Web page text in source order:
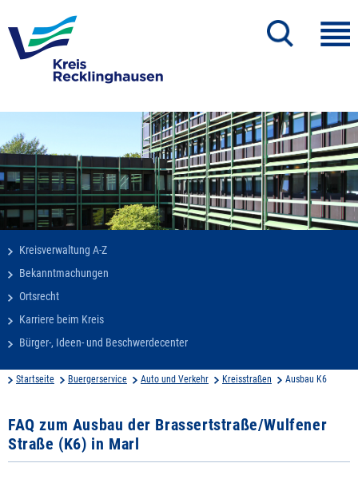
Kreisverwaltung A-Z
Bekanntmachungen
Ortsrecht
Karriere beim Kreis
Bürger-, Ideen- und Beschwerdecenter
Startseite Buergerservice Auto und Verkehr Kreisstraßen Ausbau K6
FAQ zum Ausbau der Brassertstraße/Wulfener
Straße (K6) in Marl